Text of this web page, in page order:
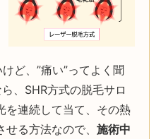
ど、”痛い”ってよく聞
、SHR方式の脱毛サロ
を連続して当て、その熱
る方法なので、 施術中